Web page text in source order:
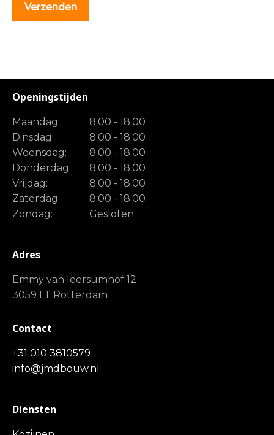
Openingstijden
Maandag:
8:00 - 18:00
Dinsdag:
8:00 - 18:00
Woensdag:
8:00 - 18:00
Donderdag:
8:00 - 18:00
Vrijdag:
8:00 - 18:00
Zaterdag:
8:00 - 18:00
Zondag:
Gesloten
Adres
Emmy van leersumhof 12
3059 LT Rotterdam
Contact
+31 010 3810579
info@jmdbouw.nl
Diensten